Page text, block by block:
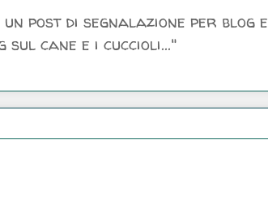
post di segnalazione per blog e
cane e i cuccioli..."